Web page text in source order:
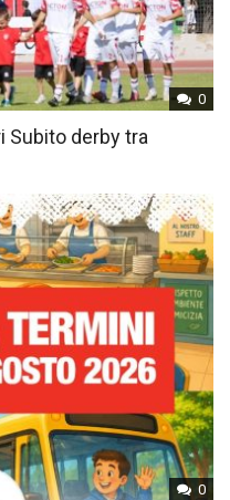
0
Subito derby tra
0